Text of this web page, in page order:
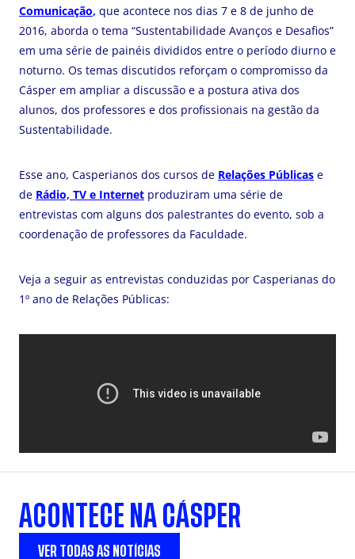
Comunicação, que acontece nos dias 7 e 8 de junho de
2016, aborda o tema “Sustentabilidade Avanços e Desafios”
em uma série de painéis divididos entre o período diurno e
noturno. Os temas discutidos reforçam o compromisso da
Cásper em ampliar a discussão e a postura ativa dos
alunos, dos professores e dos profissionais na gestão da
Sustentabilidade.
Esse ano, Casperianos dos cursos de Relações Públicas e
de Rádio, TV e Internet produziram uma série de
entrevistas com alguns dos palestrantes do evento, sob a
coordenação de professores da Faculdade.
Veja a seguir as entrevistas conduzidas por Casperianas do
1º ano de Relações Públicas:
ACONTECE NA CÁSPER
VER TODAS AS NOTÍCIAS